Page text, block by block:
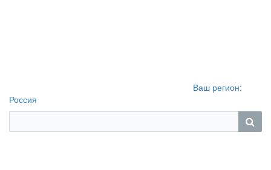
Ваш регион:
Россия